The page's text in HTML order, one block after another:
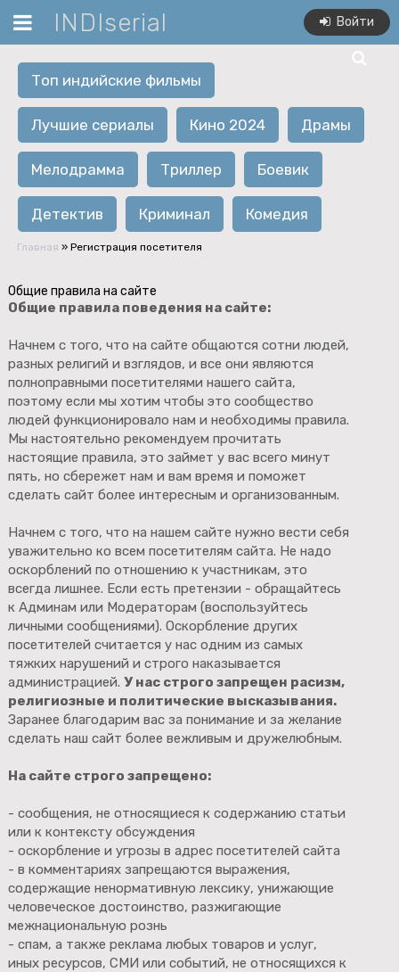
INDIserial Войти
Топ индийские фильмы
Лучшие сериалы Кино 2024 Драмы
Мелодрамма Триллер Боевик
Детектив Криминал Комедия
Главная » Регистрация посетителя
Общие правила на сайте
Общие правила поведения на сайте:
Начнем с того, что на сайте общаются сотни людей,
разных религий и взглядов, и все они являются
полноправными посетителями нашего сайта,
поэтому если мы хотим чтобы это сообщество
людей функционировало нам и необходимы правила.
Мы настоятельно рекомендуем прочитать
настоящие правила, это займет у вас всего минут
пять, но сбережет нам и вам время и поможет
сделать сайт более интересным и организованным.
Начнем с того, что на нашем сайте нужно вести себя
уважительно ко всем посетителям сайта. Не надо
оскорблений по отношению к участникам, это
всегда лишнее. Если есть претензии - обращайтесь
к Админам или Модераторам (воспользуйтесь
личными сообщениями). Оскорбление других
посетителей считается у нас одним из самых
тяжких нарушений и строго наказывается
администрацией. У нас строго запрещен расизм,
религиозные и политические высказывания.
Заранее благодарим вас за понимание и за желание
сделать наш сайт более вежливым и дружелюбным.
На сайте строго запрещено:
- сообщения, не относящиеся к содержанию статьи
или к контексту обсуждения
- оскорбление и угрозы в адрес посетителей сайта
- в комментариях запрещаются выражения,
содержащие ненормативную лексику, унижающие
человеческое достоинство, разжигающие
межнациональную рознь
- спам, а также реклама любых товаров и услуг,
иных ресурсов, СМИ или событий, не относящихся к